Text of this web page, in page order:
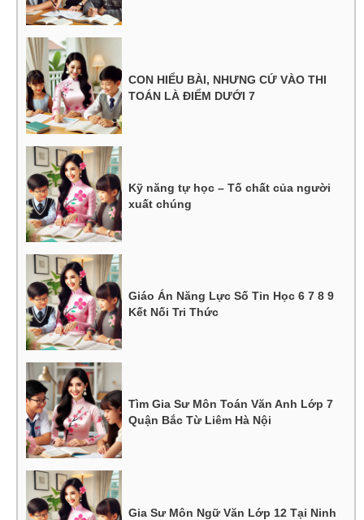
CON HIỂU BÀI, NHƯNG CỨ VÀO THI
TOÁN LÀ ĐIỂM DƯỚI 7
Kỹ năng tự học – Tố chất của người
xuất chúng
Giáo Án Năng Lực Số Tin Học 6 7 8 9
Kết Nối Tri Thức
Tìm Gia Sư Môn Toán Văn Anh Lớp 7
Quận Bắc Từ Liêm Hà Nội
Gia Sư Môn Ngữ Văn Lớp 12 Tại Ninh